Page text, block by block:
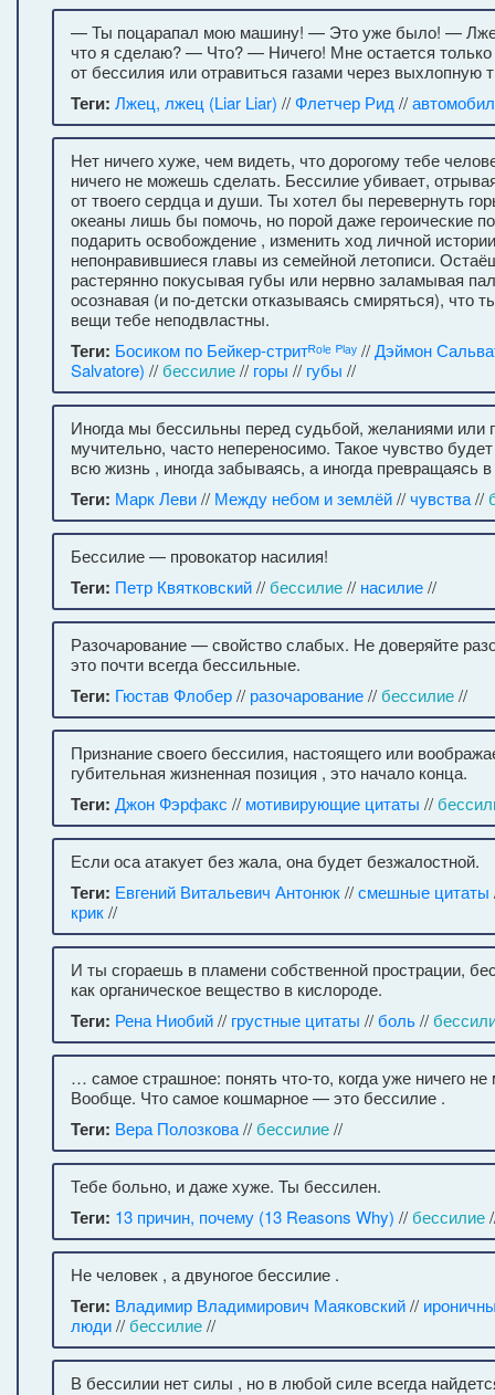
— Ты поцарапал мою машину! — Это уже было! —
что я сделаю? — Что? — Ничего! Мне остается только
от бессилия или отравиться газами через выхлопную
Теги: Лжец, лжец (Liar Liar) //Флетчер Рид //
Нет ничего хуже, чем видеть, что дорогому тебе
ничего не можешь сделать. Бессилие убивает,
от твоего сердца и души. Ты хотел бы перевернуть
океаны лишь бы помочь, но порой даже героические
подарить освобождение , изменить ход личной
непонравившиеся главы из семейной летописи.
растерянно покусывая губы или нервно заламывая
осознавая (и по-детски отказываясь смиряться), что
вещи тебе неподвластны.
Теги: Босиком по Бейкер-стритᴿᵒˡᵉ ᴾˡᵃʸ//Дэймон
Salvatore) //бессилие// горы // губы //
Иногда мы бессильны перед судьбой, желаниями или
мучительно, часто непереносимо. Такое чувство
всю жизнь , иногда забываясь, а иногда превращаясь
Теги: Марк Леви// Между небом и землёй//чувства//
Бессилие — провокатор насилия!
Теги: Петр Квятковский//бессилие// насилие//
Разочарование — свойство слабых. Не доверяйте
это почти всегда бессильные.
Теги: Гюстав Флобер// разочарование//бессилие//
Признание своего бессилия, настоящего или
губительная жизненная позиция , это начало конца.
Теги: Джон Фэрфакс // мотивирующие цитаты //
Если оса атакует без жала, она будет безжалостной.
Теги: Евгений Витальевич Антонюк//смешные цитаты
крик//
И ты сгораешь в пламени собственной прострации,
как органическое вещество в кислороде.
Теги: Рена Ниобий// грустные цитаты //боль//
… самое страшное: понять что-то, когда уже ничего
Вообще. Что самое кошмарное — это бессилие .
Теги: Вера Полозкова//бессилие//
Тебе больно, и даже хуже. Ты бессилен.
Теги: 13 причин, почему (13 Reasons Why) //бессилие
Не человек , а двуногое бессилие .
Теги: Владимир Владимирович Маяковский//
люди//бессилие//
В бессилии нет силы , но в любой силе всегда